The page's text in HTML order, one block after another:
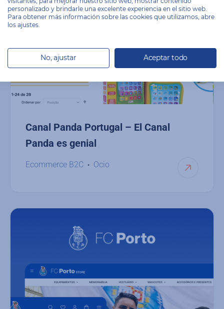
Ecommerce B2C Ocio
Canal Panda Portugal – El Canal
Panda es genial
personalizado y brindarle una excelente experiencia en el sitio web.
Para obtener más información sobre las cookies que utilizamos, abre
los ajustes.
No, ajustar Aceptar todo